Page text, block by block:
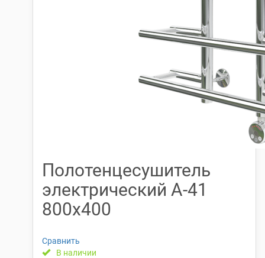
Полотенцесушитель
электрический А-41
800х400
Сравнить
В наличии